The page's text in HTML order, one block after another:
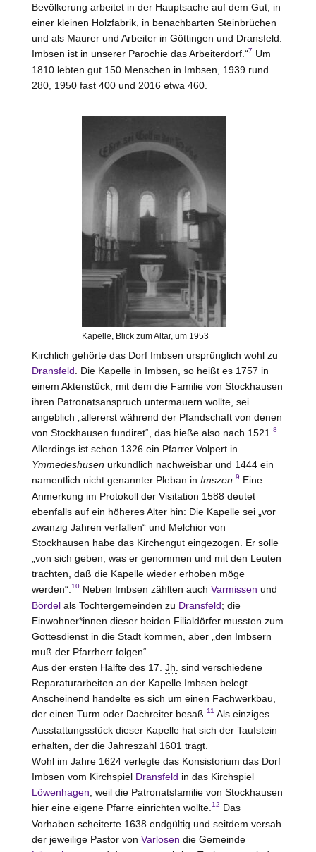
Bevölkerung arbeitet in der Hauptsache auf dem Gut, in
einer kleinen Holzfabrik, in benachbarten Steinbrüchen
und als Maurer und Arbeiter in Göttingen und Dransfeld.
Imbsen ist in unserer Parochie das Arbeiterdorf.“7 Um
1810 lebten gut 150 Menschen in Imbsen, 1939 rund
280, 1950 fast 400 und 2016 etwa 460.
Kapelle, Blick zum Altar, um 1953
Kirchlich gehörte das Dorf Imbsen ursprünglich wohl zu
Dransfeld . Die Kapelle in Imbsen, so heißt es 1757 in
einem Aktenstück, mit dem die Familie von Stockhausen
ihren Patronatsanspruch untermauern wollte, sei
angeblich „allererst während der Pfandschaft von denen
von Stockhausen fundiret“, das hieße also nach 1521. 8
Allerdings ist schon 1326 ein Pfarrer Volpert in
Ymmedeshusen urkundlich nachweisbar und 1444 ein
namentlich nicht genannter Pleban in Imszen 9 Eine
Anmerkung im Protokoll der Visitation 1588 deutet
ebenfalls auf ein höheres Alter hin: Die Kapelle sei „vor
zwanzig Jahren verfallen“ und Melchior von
Stockhausen habe das Kirchengut eingezogen. Er solle
„von sich geben, was er genommen und mit den Leuten
trachten, daß die Kapelle wieder erhoben möge
werden“. 10Neben Imbsen zählten auch Varmissen und
Bördelals Tochtergemeinden zu Dransfeld; die
Einwohner*innen dieser beiden Filialdörfer mussten zum
Gottesdienst in die Stadt kommen, aber „den Imbsern
muß der Pfarrherr folgen“.
Aus der ersten Hälfte des 17. Jh. sind verschiedene
Reparaturarbeiten an der Kapelle Imbsen belegt.
Anscheinend handelte es sich um einen Fachwerkbau,
der einen Turm oder Dachreiter besaß. 11 Als einziges
Ausstattungsstück dieser Kapelle hat sich der Taufstein
erhalten, der die Jahreszahl 1601 trägt.
Wohl im Jahre 1624 verlegte das Konsistorium das Dorf
Imbsen vom Kirchspiel Dransfeld in das Kirchspiel
Löwenhagen , weil die Patronatsfamilie von Stockhausen
hier eine eigene Pfarre einrichten wollte. 12 Das
Vorhaben scheiterte 1638 endgültig und seitdem versah
der jeweilige Pastor von Varlosen die Gemeinde